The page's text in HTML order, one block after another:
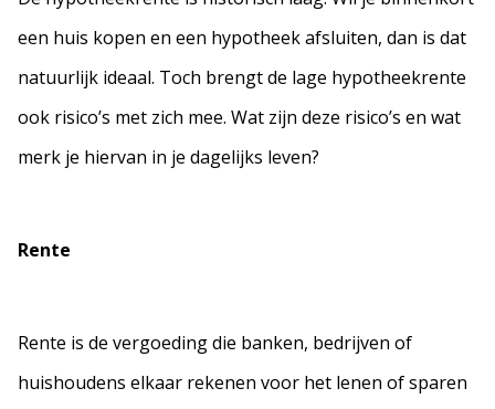
een huis kopen en een hypotheek afsluiten, dan is dat
natuurlijk ideaal. Toch brengt de lage hypotheekrente
ook risico’s met zich mee. Wat zijn deze risico’s en wat
merk je hiervan in je dagelijks leven?
Rente
Rente is de vergoeding die banken, bedrijven of
huishoudens elkaar rekenen voor het lenen of sparen